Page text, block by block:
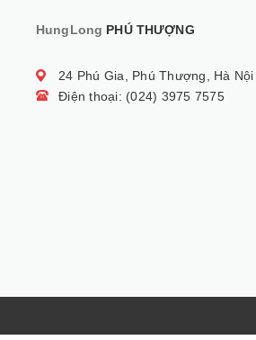
HungLong PHÚ THƯỢNG
24 Phú Gia, Phú Thượng, Hà Nội
Điện thoại: (024) 3975 7575